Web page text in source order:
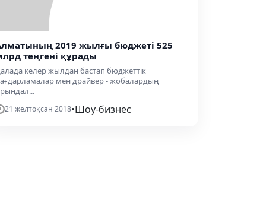
2019 жылғы бюджеті 525
теңгені құрады
келер жылдан бастап бюджеттік
мен драйвер - жобалардың
21 желтоқсан 2018•Шоу-бизнес